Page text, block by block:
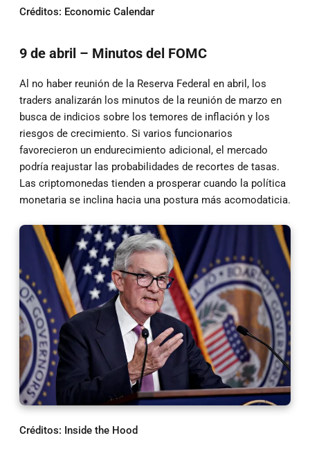
Créditos: Economic Calendar
9 de abril – Minutos del FOMC
Al no haber reunión de la Reserva Federal en abril, los
traders analizarán los minutos de la reunión de marzo en
busca de indicios sobre los temores de inflación y los
riesgos de crecimiento. Si varios funcionarios
favorecieron un endurecimiento adicional, el mercado
podría reajustar las probabilidades de recortes de tasas.
Las criptomonedas tienden a prosperar cuando la política
monetaria se inclina hacia una postura más acomodaticia.
Créditos: Inside the Hood